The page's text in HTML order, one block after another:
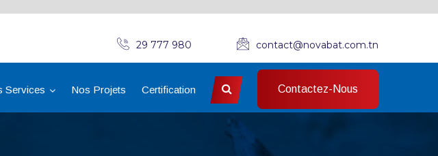
29 777 980 contact@novabat.com.tn
Services Nos Projets Certification Contactez-Nous